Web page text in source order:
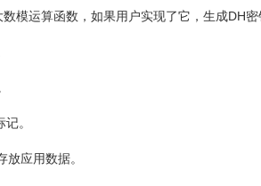
数模运算函数，如果用户实现了它，生成DH
。
放应用数据。